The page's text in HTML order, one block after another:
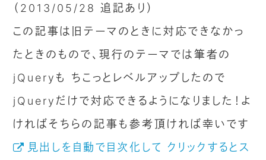
（2013/05/28 追記あり）
この記事は旧テーマのときに対応できなかっ
たときのもので、現行のテーマでは筆者の
jQueryも ちこっとレベルアップしたので
jQueryだけで対応できるようになりました！よ
ければそちらの記事も参考頂ければ幸いです
見出しを自動で目次化して クリックするとス